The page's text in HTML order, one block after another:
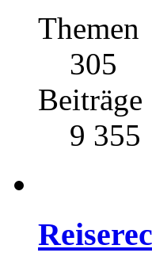
Themen
305
Beiträge
9 355